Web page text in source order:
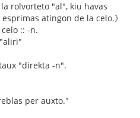
rolvorteto "al", kiu havas
atingon de la celo.》
:: -n.
"direkta -n".
per auxto."